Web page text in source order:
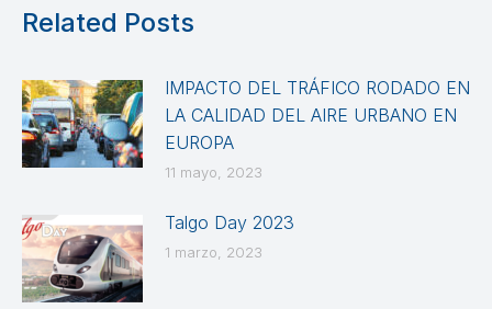
Related Posts
IMPACTO DEL TRÁFICO RODADO EN
LA CALIDAD DEL AIRE URBANO EN
EUROPA
11 mayo, 2023
Talgo Day 2023
1 marzo, 2023